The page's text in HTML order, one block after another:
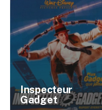
Inspecteur
Gadget
✕